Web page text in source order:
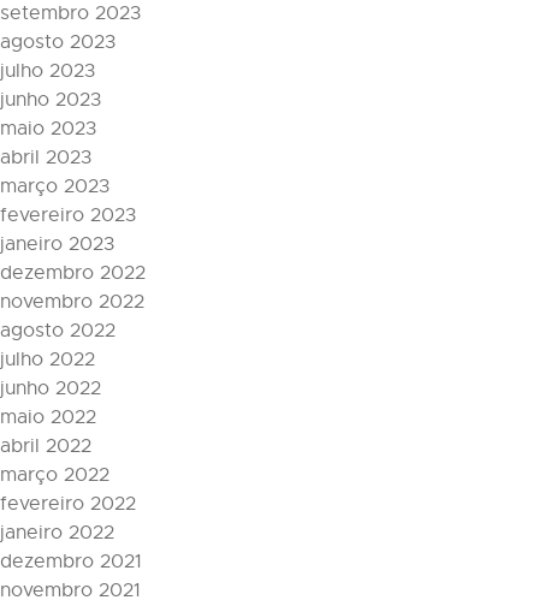
setembro 2023
agosto 2023
julho 2023
junho 2023
maio 2023
abril 2023
março 2023
fevereiro 2023
janeiro 2023
dezembro 2022
novembro 2022
agosto 2022
julho 2022
junho 2022
maio 2022
abril 2022
março 2022
fevereiro 2022
janeiro 2022
dezembro 2021
novembro 2021